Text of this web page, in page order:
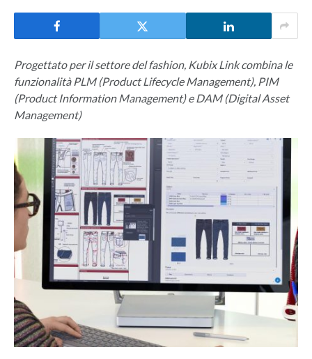
Progettato per il settore del fashion, Kubix Link combina le
funzionalità PLM (Product Lifecycle Management), PIM
(Product Information Management) e DAM (Digital Asset
Management)